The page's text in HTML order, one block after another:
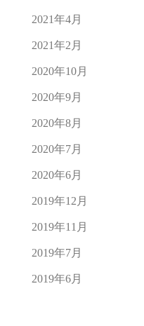
2021年4月
2021年2月
2020年10月
2020年9月
2020年8月
2020年7月
2020年6月
2019年12月
2019年11月
2019年7月
2019年6月